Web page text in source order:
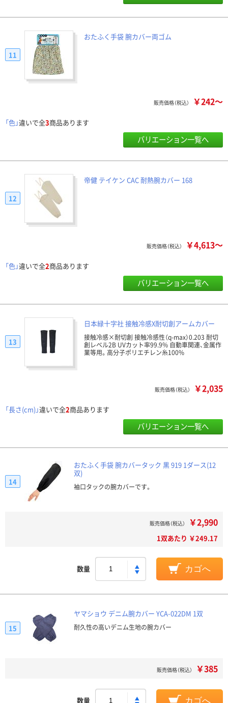
おたふく手袋 腕カバー両ゴム
11
販売価格（税込） ￥242～
「色」違いで全3商品あります
バリエーション一覧へ
帝健 テイケン CAC 耐熱腕カバー 168
12
販売価格（税込） ￥4,613～
「色」違いで全2商品あります
バリエーション一覧へ
日本緑十字社 接触冷感X耐切創アームカバー
接触冷感×耐切創 接触冷感性（q-max）0.203 耐切
創レベル2B UVカット率99.9% 自動車関連、金属作
業等用。高分子ポリエチレン糸100%
13
販売価格（税込） ￥2,035
「長さ(cm)」違いで全2商品あります
バリエーション一覧へ
おたふく手袋 腕カバータック 黒 919 1ダース(12
双)
袖口タックの腕カバーです。
14
販売価格（税込） ￥2,990
1双あたり ￥249.17
数量 カゴへ
ヤマショウ デニム腕カバー YCA-022DM 1双
耐久性の高いデニム生地の腕カバー
15
販売価格（税込） ￥385
数量 カゴへ